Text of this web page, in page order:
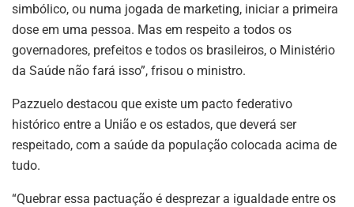
simbólico, ou numa jogada de marketing, iniciar a primeira
dose em uma pessoa. Mas em respeito a todos os
governadores, prefeitos e todos os brasileiros, o Ministério
da Saúde não fará isso”, frisou o ministro.
Pazzuelo destacou que existe um pacto federativo
histórico entre a União e os estados, que deverá ser
respeitado, com a saúde da população colocada acima de
tudo.
“Quebrar essa pactuação é desprezar a igualdade entre os